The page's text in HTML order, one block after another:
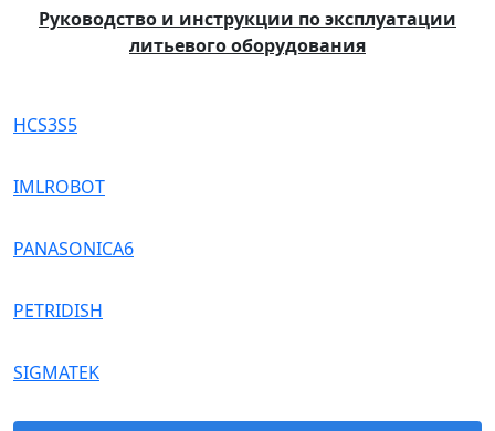
Руководство и инструкции по эксплуатации
литьевого оборудования
HCS3S5
IMLROBOT
PANASONICA6
PETRIDISH
SIGMATEK